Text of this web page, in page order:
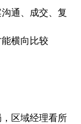
通、成交、复
横向比较
区域经理看所